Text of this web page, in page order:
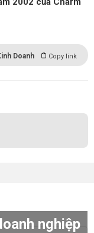
Doanh Copy link
nghiệp